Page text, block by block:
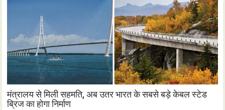
मंत्रालय से मिली सहमति, अब उतर भारत के सबसे बड़े केबल स्टेड
ब्रिज का होगा निर्माण